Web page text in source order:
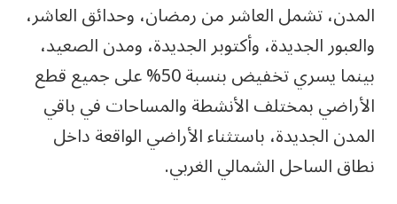
المدن، تشمل العاشر من رمضان، وحدائق العاشر،
والعبور الجديدة، وأكتوبر الجديدة، ومدن الصعيد،
بينما يسري تخفيض بنسبة 50% على جميع قطع
الأراضي بمختلف الأنشطة والمساحات في باقي
المدن الجديدة، باستثناء الأراضي الواقعة داخل
نطاق الساحل الشمالي الغربي.